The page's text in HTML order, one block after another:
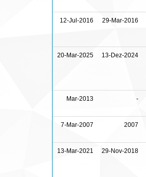
12-Jul-2016 29-Mar-2016
20-Mar-2025 13-Dez-2024
Mar-2013 -
7-Mar-2007 2007
13-Mar-2021 29-Nov-2018